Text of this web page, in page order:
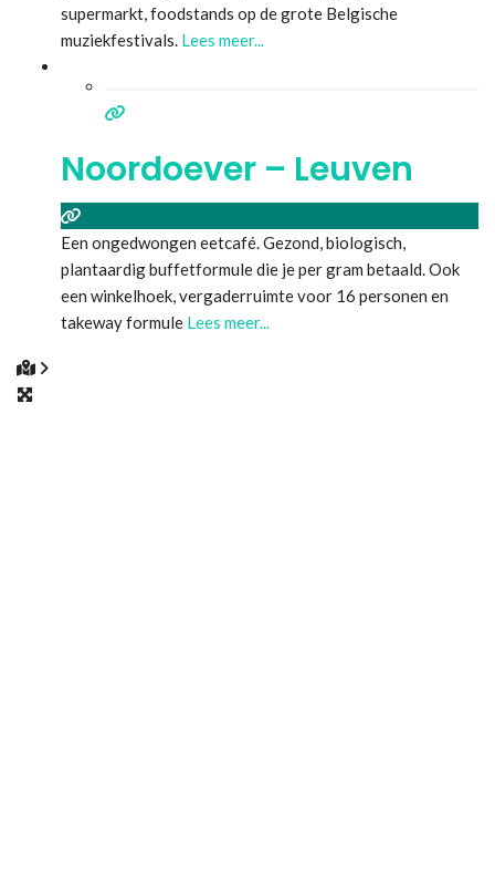
supermarkt, foodstands op de grote Belgische
muziekfestivals. Lees meer...
Noordoever – Leuven
Een ongedwongen eetcafé. Gezond, biologisch,
plantaardig buffetformule die je per gram betaald. Ook
een winkelhoek, vergaderruimte voor 16 personen en
takeway formule Lees meer...